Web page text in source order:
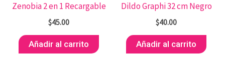
Zenobia 2 en 1 Recargable
$45.00
Añadir al carrito
Dildo Graphi 32 cm Negro
$40.00
Añadir al carrito